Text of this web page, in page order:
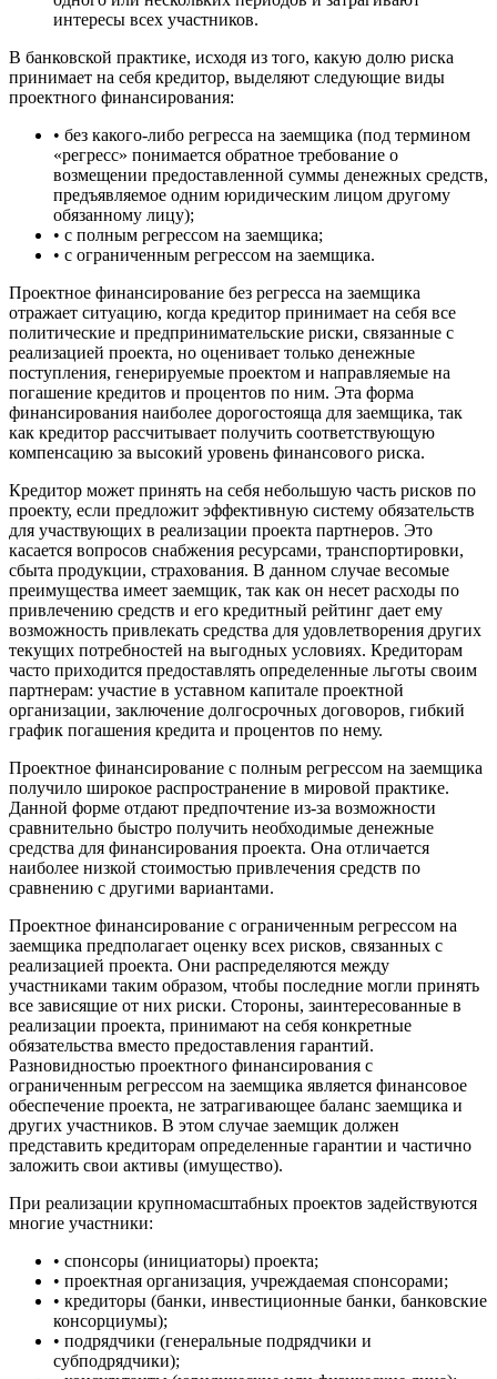
интересы всех участников.
В банковской практике, исходя из того, какую долю риска
принимает на себя кредитор, выделяют следующие виды
проектного финансирования:
• без какого-либо регресса на заемщика (под термином
«регресс» понимается обратное требование о
возмещении предоставленной суммы денежных средств,
предъявляемое одним юридическим лицом другому
обязанному лицу);
• с полным регрессом на заемщика;
• с ограниченным регрессом на заемщика.
Проектное финансирование без регресса на заемщика
отражает ситуацию, когда кредитор принимает на себя все
политические и предпринимательские риски, связанные с
реализацией проекта, но оценивает только денежные
поступления, генерируемые проектом и направляемые на
погашение кредитов и процентов по ним. Эта форма
финансирования наиболее дорогостояща для заемщика, так
как кредитор рассчитывает получить соответствующую
компенсацию за высокий уровень финансового риска.
Кредитор может принять на себя небольшую часть рисков по
проекту, если предложит эффективную систему обязательств
для участвующих в реализации проекта партнеров. Это
касается вопросов снабжения ресурсами, транспортировки,
сбыта продукции, страхования. В данном случае весомые
преимущества имеет заемщик, так как он несет расходы по
привлечению средств и его кредитный рейтинг дает ему
возможность привлекать средства для удовлетворения других
текущих потребностей на выгодных условиях. Кредиторам
часто приходится предоставлять определенные льготы своим
партнерам: участие в уставном капитале проектной
организации, заключение долгосрочных договоров, гибкий
график погашения кредита и процентов по нему.
Проектное финансирование с полным регрессом на заемщика
получило широкое распространение в мировой практике.
Данной форме отдают предпочтение из-за возможности
сравнительно быстро получить необходимые денежные
средства для финансирования проекта. Она отличается
наиболее низкой стоимостью привлечения средств по
сравнению с другими вариантами.
Проектное финансирование с ограниченным регрессом на
заемщика предполагает оценку всех рисков, связанных с
реализацией проекта. Они распределяются между
участниками таким образом, чтобы последние могли принять
все зависящие от них риски. Стороны, заинтересованные в
реализации проекта, принимают на себя конкретные
обязательства вместо предоставления гарантий.
Разновидностью проектного финансирования с
ограниченным регрессом на заемщика является финансовое
обеспечение проекта, не затрагивающее баланс заемщика и
других участников. В этом случае заемщик должен
представить кредиторам определенные гарантии и частично
заложить свои активы (имущество).
При реализации крупномасштабных проектов задействуются
многие участники:
• спонсоры (инициаторы) проекта;
• проектная организация, учреждаемая спонсорами;
• кредиторы (банки, инвестиционные банки, банковские
консорциумы);
• подрядчики (генеральные подрядчики и
субподрядчики);